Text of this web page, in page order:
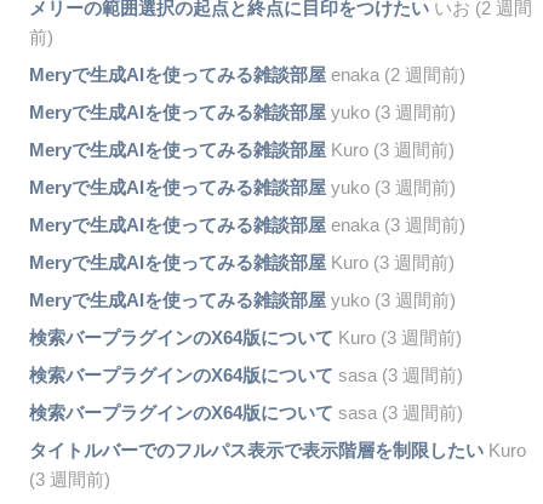
メリーの範囲選択の起点と終点に目印をつけたいいお (2 週間
前)
Meryで生成AIを使ってみる雑談部屋enaka (2 週間前)
Meryで生成AIを使ってみる雑談部屋yuko (3 週間前)
Meryで生成AIを使ってみる雑談部屋Kuro (3 週間前)
Meryで生成AIを使ってみる雑談部屋yuko (3 週間前)
Meryで生成AIを使ってみる雑談部屋enaka (3 週間前)
Meryで生成AIを使ってみる雑談部屋Kuro (3 週間前)
Meryで生成AIを使ってみる雑談部屋yuko (3 週間前)
検索バープラグインのX64版について Kuro (3 週間前)
検索バープラグインのX64版について sasa (3 週間前)
検索バープラグインのX64版について sasa (3 週間前)
タイトルバーでのフルパス表示で表示階層を制限したいKuro
(3 週間前)